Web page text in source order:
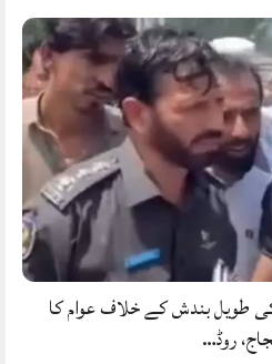
طویل بندش کے خلاف عوام کا
روڈ…